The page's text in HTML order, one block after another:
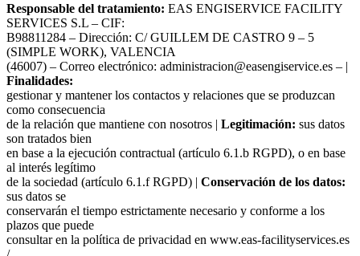
Responsable del tratamiento: EAS ENGISERVICE FACILITY
SERVICES S.L – CIF:
B98811284 – Dirección: C/ GUILLEM DE CASTRO 9 – 5
(SIMPLE WORK), VALENCIA
(46007) – Correo electrónico: administracion@easengiservice.es – |
Finalidades:
gestionar y mantener los contactos y relaciones que se produzcan
como consecuencia
de la relación que mantiene con nosotros | Legitimación: sus datos
son tratados bien
en base a la ejecución contractual (artículo 6.1.b RGPD), o en base
al interés legítimo
de la sociedad (artículo 6.1.f RGPD) | Conservación de los datos:
sus datos se
conservarán el tiempo estrictamente necesario y conforme a los
plazos que puede
consultar en la política de privacidad en www.eas-facilityservices.es